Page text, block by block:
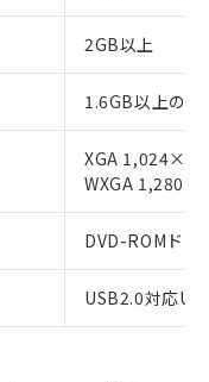
2GB以上
1.6GB以上の
XGA
WXGA
DVD-ROMドラ
USB2.0対応